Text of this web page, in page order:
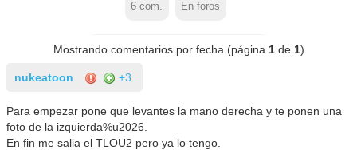
6 com. En foros
Mostrando comentarios por fecha (página 1de 1)
nukeatoon +3
Para empezar pone que levantes la mano derecha y te ponen una
foto de la izquierda%u2026.
En fin me salia el TLOU2 pero ya lo tengo.